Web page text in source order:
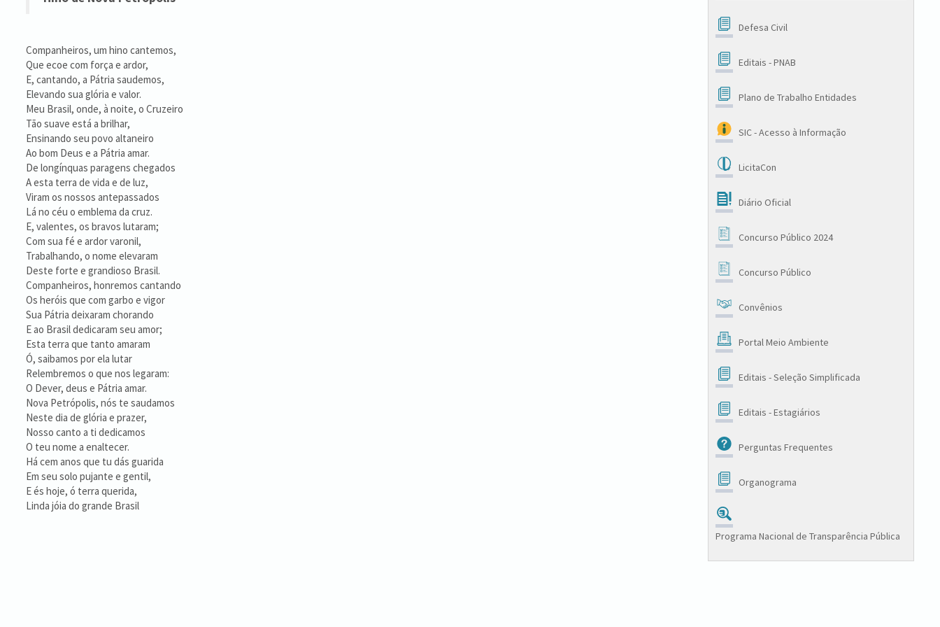
Companheiros, um hino cantemos,
Que ecoe com força e ardor,
E, cantando, a Pátria saudemos,
Elevando sua glória e valor.
Meu Brasil, onde, à noite, o Cruzeiro
Tão suave está a brilhar,
Ensinando seu povo altaneiro
Ao bom Deus e a Pátria amar.
De longínquas paragens chegados
A esta terra de vida e de luz,
Viram os nossos antepassados
Lá no céu o emblema da cruz.
E, valentes, os bravos lutaram;
Com sua fé e ardor varonil,
Trabalhando, o nome elevaram
Deste forte e grandioso Brasil.
Companheiros, honremos cantando
Os heróis que com garbo e vigor
Sua Pátria deixaram chorando
E ao Brasil dedicaram seu amor;
Esta terra que tanto amaram
Ó, saibamos por ela lutar
Relembremos o que nos legaram:
O Dever, deus e Pátria amar.
Nova Petrópolis, nós te saudamos
Neste dia de glória e prazer,
Nosso canto a ti dedicamos
O teu nome a enaltecer.
Há cem anos que tu dás guarida
Em seu solo pujante e gentil,
E és hoje, ó terra querida,
Linda jóia do grande Brasil
Defesa Civil
Editais - PNAB
Plano de Trabalho Entidades
SIC - Acesso à Informação
LicitaCon
Diário Oficial
Concurso Público 2024
Concurso Público
Convênios
Portal Meio Ambiente
Editais - Seleção Simplificada
Editais - Estagiários
Perguntas Frequentes
Organograma
Programa Nacional de Transparência Pública